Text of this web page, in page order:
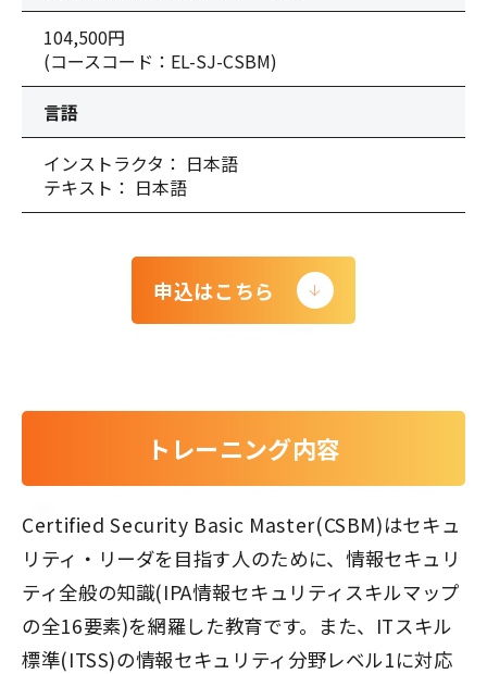
104,500円
(コースコード：EL-SJ-CSBM)
言語
インストラクタ： 日本語
テキスト： 日本語
申込はこちら
トレーニング内容
Certified Security Basic Master(CSBM)はセキュ
リティ・リーダを目指す人のために、情報セキュリ
ティ全般の知識(IPA情報セキュリティスキルマップ
の全16要素)を網羅した教育です。また、ITスキル
標準(ITSS)の情報セキュリティ分野レベル1に対応